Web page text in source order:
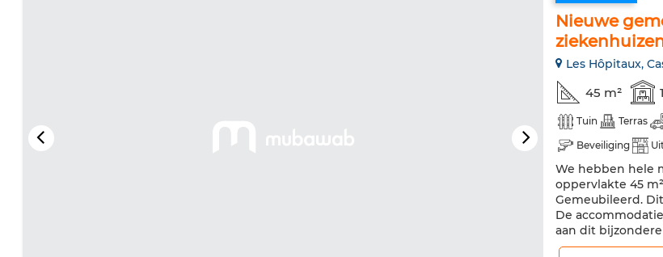
Nieuwe
Les Hôpitaux,
45 m²
Tuin Terras
Beveiliging
We hebben hele
oppervlakte 45
Gemeubileerd.
De
aan dit
aanwezig. Oven